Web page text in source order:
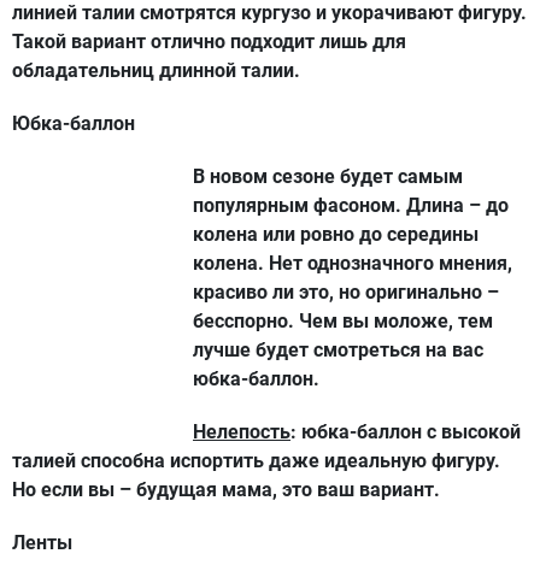
линией талии смотрятся кургузо и укорачивают фигуру.
Такой вариант отлично подходит лишь для
обладательниц длинной талии.
Юбка-баллон
В новом сезоне будет самым
популярным фасоном. Длина – до
колена или ровно до середины
колена. Нет однозначного мнения,
красиво ли это, но оригинально –
бесспорно. Чем вы моложе, тем
лучше будет смотреться на вас
юбка-баллон.
Нелепость: юбка-баллон с высокой
талией способна испортить даже идеальную фигуру.
Но если вы – будущая мама, это ваш вариант.
Ленты